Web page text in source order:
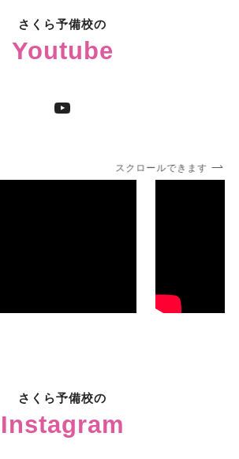
さくら予備校の
Youtube
YouTube
スクロールできます
さくら予備校の
Instagram